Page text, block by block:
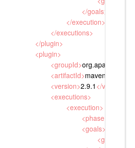
</goals>
</execution>
</executions>
</plugin>
<plugin>
<groupId>
<artifactId>maven-
<version>2.9.1 </version
<executions>
<execution>
<phase
<goals>
<goal